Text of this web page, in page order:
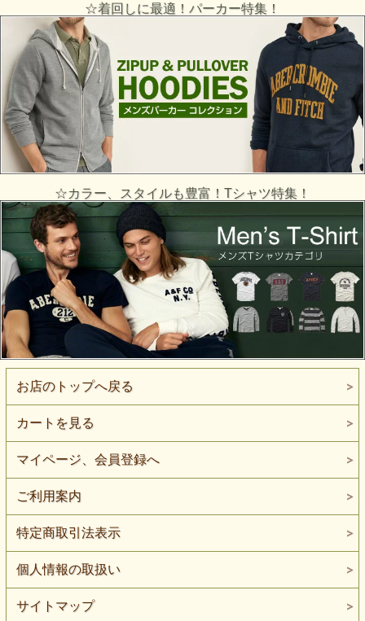
☆着回しに最適！パーカー特集！
☆カラー、スタイルも豊富！Tシャツ特集！
お店のトップへ戻る
カートを見る
マイページ、会員登録へ
ご利用案内
特定商取引法表示
個人情報の取扱い
サイトマップ